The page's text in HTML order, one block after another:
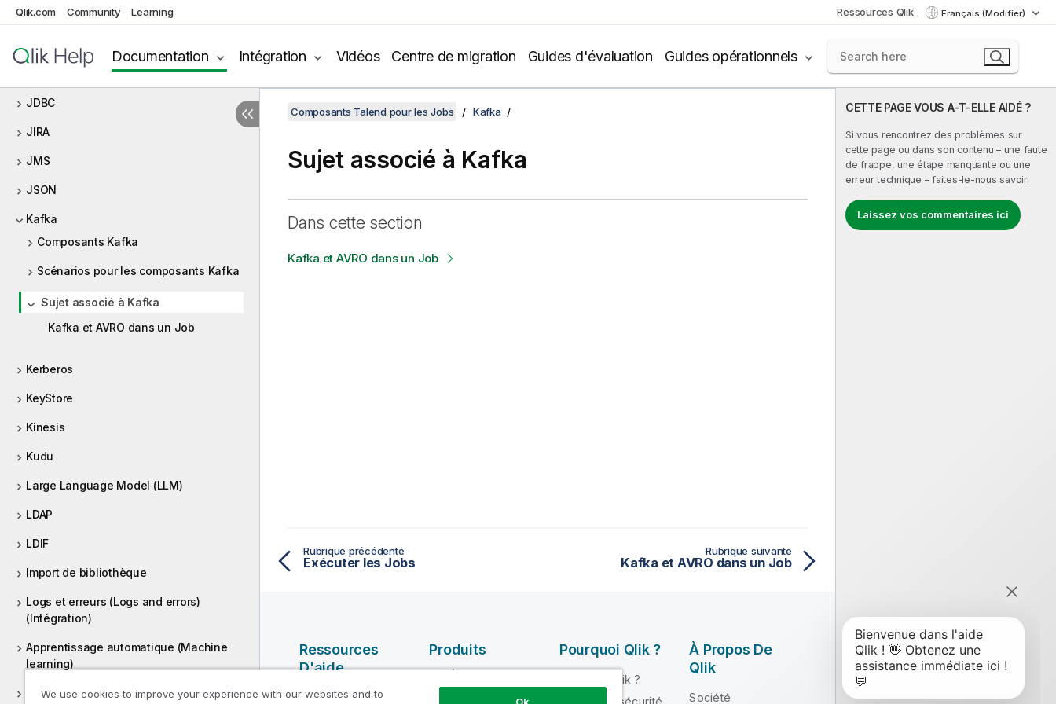
Qlik.com Community Learning Ressources Qlik Français (Modifier)
Documentation Intégration Vidéos Centre de migration Guides d'évaluation Guides opérationnels
Code Java personnalisé
JDBC
JIRA
JMS
JSON
Kafka
Composants Kafka
Scénarios pour les composants Kafka
Sujet associé à Kafka
Kafka et AVRO dans un Job
Kerberos
KeyStore
Kinesis
Kudu
Large Language Model (LLM)
LDAP
LDIF
Import de bibliothèque
Logs et erreurs (Logs and errors)
(Intégration)
Apprentissage automatique (Machine
learning)
E-mail
CETTE PAGE VOUS A-T-ELLE AIDÉ ?
Si vous rencontrez des problèmes sur
cette page ou dans son contenu – une faute
de frappe, une étape manquante ou une
erreur technique – faites-le-nous savoir.
Laissez vos commentaires ici
Composants Talend pour les Jobs Kafka
Sujet associé à Kafka
Dans cette section
Kafka et AVRO dans un Job
Rubrique précédente
Exécuter les Jobs
Rubrique suivante
Kafka et AVRO dans un Job
Ressources
D'aide
Vidéos Qlik Help
Produits
QUALITÉ DE
Pourquoi Qlik ?
Pourquoi Qlik ?
Fiabilité et sécurité
À Propos De
Qlik
Société
We use cookies to improve your experience with our websites and to